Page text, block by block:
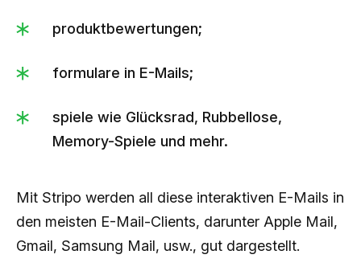
produktbewertungen;
formulare in E-Mails;
spiele wie Glücksrad, Rubbellose,
Memory-Spiele und mehr.
Mit Stripo werden all diese interaktiven E-Mails in
den meisten E-Mail-Clients, darunter Apple Mail,
Gmail, Samsung Mail, usw., gut dargestellt.